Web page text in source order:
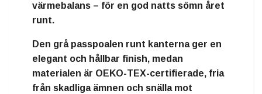
värmebalans – för en god natts sömn året
runt.
Den grå passpoalen runt kanterna ger en
elegant och hållbar finish, medan
materialen är OEKO-TEX-certifierade, fria
från skadliga ämnen och snälla mot